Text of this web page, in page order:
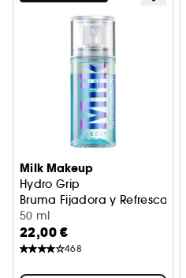
Milk Makeup
Hydro Grip
Bruma Fijadora y Refrescante
50 ml
22,00 €
468